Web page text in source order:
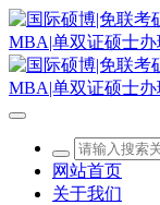
网站首页
关于我们